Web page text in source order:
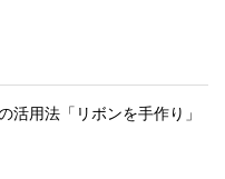
活用法「リボンを手作り」